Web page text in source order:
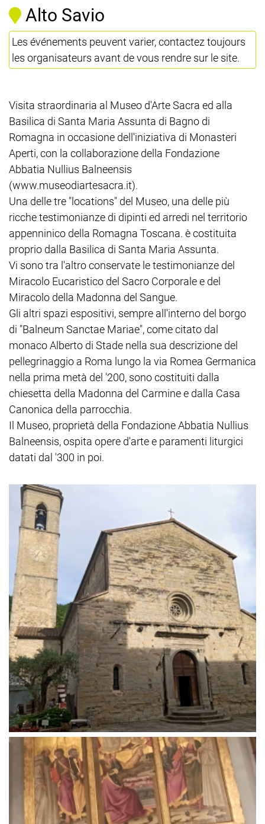
Alto Savio
Les événements peuvent varier, contactez toujours
les organisateurs avant de vous rendre sur le site.
Visita straordinaria al Museo d'Arte Sacra ed alla
Basilica di Santa Maria Assunta di Bagno di
Romagna in occasione dell'iniziativa di Monasteri
Aperti, con la collaborazione della Fondazione
Abbatia Nullius Balneensis
(www.museodiartesacra.it).
Una delle tre "locations" del Museo, una delle più
ricche testimonianze di dipinti ed arredi nel territorio
appenninico della Romagna Toscana. è costituita
proprio dalla Basilica di Santa Maria Assunta.
Vi sono tra l'altro conservate le testimonianze del
Miracolo Eucaristico del Sacro Corporale e del
Miracolo della Madonna del Sangue.
Gli altri spazi espositivi, sempre all'interno del borgo
di "Balneum Sanctae Mariae", come citato dal
monaco Alberto di Stade nella sua descrizione del
pellegrinaggio a Roma lungo la via Romea Germanica
nella prima metà del '200, sono costituiti dalla
chiesetta della Madonna del Carmine e dalla Casa
Canonica della parrocchia.
Il Museo, proprietà della Fondazione Abbatia Nullius
Balneensis, ospita opere d'arte e paramenti liturgici
datati dal '300 in poi.